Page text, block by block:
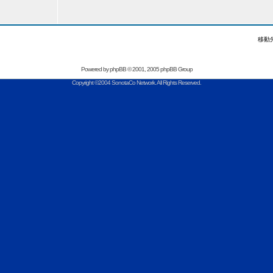
移動
Powered byphpBB© 2001, 2005 phpBB Group
Copyright ©2004 SonotaCo Network. All Rights Reserved.